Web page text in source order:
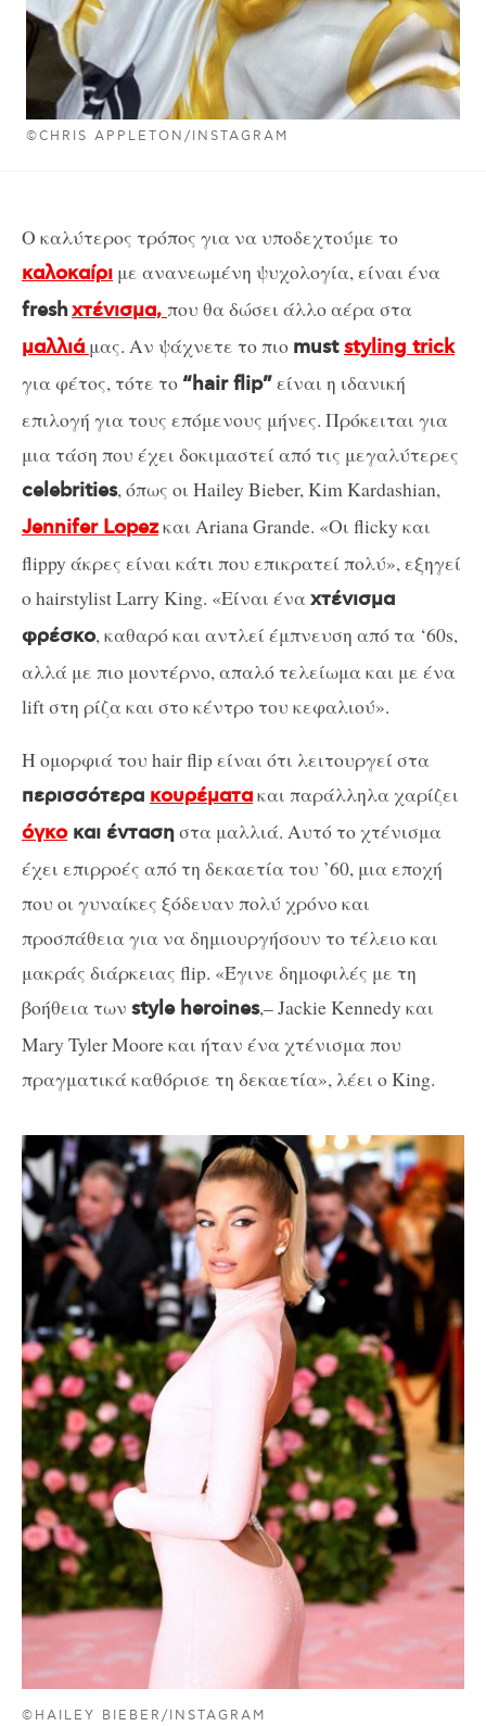
©CHRIS APPLETON/INSTAGRAM
Ο καλύτερος τρόπος για να υποδεχτούμε το
καλοκαίρι με ανανεωμένη ψυχολογία, είναι ένα
freshχτένισμα, που θα δώσει άλλο αέρα στα
μαλλιά μας. Αν ψάχνετε το πιο muststyling trick
για φέτος, τότε το “hair flip”είναι η ιδανική
επιλογή για τους επόμενους μήνες. Πρόκειται για
μια τάση που έχει δοκιμαστεί από τις μεγαλύτερες
celebrities, όπως οι Hailey Bieber, Kim Kardashian,
Jennifer Lopezκαι Ariana Grande. «Οι flicky και
flippy άκρες είναι κάτι που επικρατεί πολύ», εξηγεί
ο hairstylist Larry King. «Είναι έναχτένισμα
φρέσκο, καθαρό και αντλεί έμπνευση από τα ‘60s,
αλλά με πιο μοντέρνο, απαλό τελείωμα και με ένα
lift στη ρίζα και στο κέντρο του κεφαλιού».
Η ομορφιά του hair flip είναι ότι λειτουργεί στα
περισσότερα κουρέματακαι παράλληλα χαρίζει
όγκοκαι έντασηστα μαλλιά. Αυτό το χτένισμα
έχει επιρροές από τη δεκαετία του ’60, μια εποχή
που οι γυναίκες ξόδευαν πολύ χρόνο και
προσπάθεια για να δημιουργήσουν το τέλειο και
μακράς διάρκειας flip. «Έγινε δημοφιλές με τη
βοήθεια των style heroines,– Jackie Kennedy και
Mary Tyler Moore και ήταν ένα χτένισμα που
πραγματικά καθόρισε τη δεκαετία», λέει ο King.
©HAILEY BIEBER/INSTAGRAM